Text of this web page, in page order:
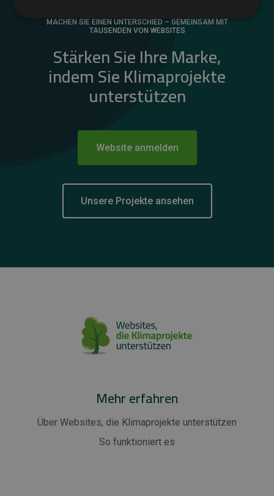
MACHEN SIE EINEN UNTERSCHIED – GEMEINSAM MIT
TAUSENDEN VON WEBSITES
Stärken Sie Ihre Marke,
indem Sie Klimaprojekte
unterstützen
Website anmelden
Unsere Projekte ansehen
Mehr erfahren
Über Websites, die Klimaprojekte unterstützen
So funktioniert es